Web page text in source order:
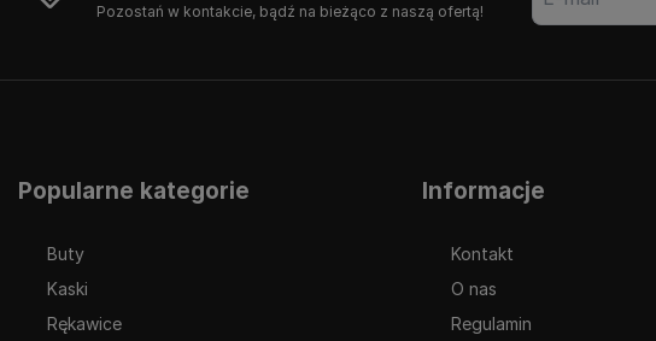
Pozostań w kontakcie, bądź na bieżąco z naszą ofertą!
Popularne kategorie
Buty
Kaski
Rękawice
Informacje
Kontakt
O nas
Regulamin